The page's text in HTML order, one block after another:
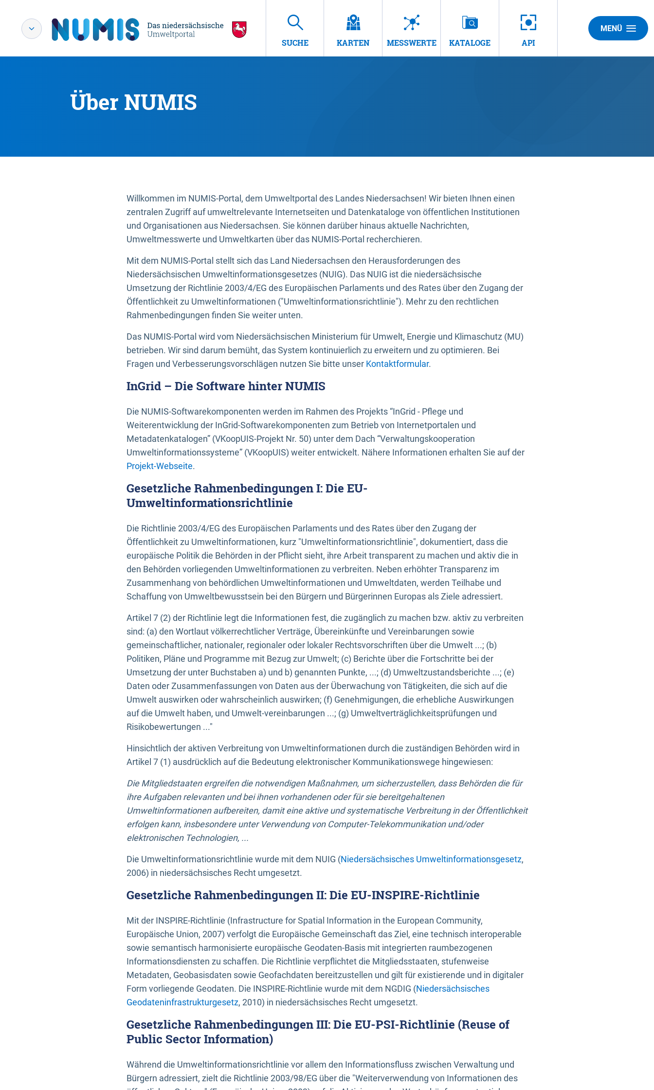
SUCHE KARTEN MESSWERTE KATALOGE API
MENÜ
Über NUMIS
Willkommen im NUMIS-Portal, dem Umweltportal des Landes Niedersachsen! Wir bieten Ihnen einen
zentralen Zugriff auf umweltrelevante Internetseiten und Datenkataloge von öffentlichen Institutionen
und Organisationen aus Niedersachsen. Sie können darüber hinaus aktuelle Nachrichten,
Umweltmesswerte und Umweltkarten über das NUMIS-Portal recherchieren.
Mit dem NUMIS-Portal stellt sich das Land Niedersachsen den Herausforderungen des
Niedersächsischen Umweltinformationsgesetzes (NUIG). Das NUIG ist die niedersächsische
Umsetzung der Richtlinie 2003/4/EG des Europäischen Parlaments und des Rates über den Zugang der
Öffentlichkeit zu Umweltinformationen ("Umweltinformationsrichtlinie"). Mehr zu den rechtlichen
Rahmenbedingungen finden Sie weiter unten.
Das NUMIS-Portal wird vom Niedersächsischen Ministerium für Umwelt, Energie und Klimaschutz (MU)
betrieben. Wir sind darum bemüht, das System kontinuierlich zu erweitern und zu optimieren. Bei
Fragen und Verbesserungsvorschlägen nutzen Sie bitte unser Kontaktformular.
InGrid – Die Software hinter NUMIS
Die NUMIS-Softwarekomponenten werden im Rahmen des Projekts “InGrid - Pflege und
Weiterentwicklung der InGrid-Softwarekomponenten zum Betrieb von Internetportalen und
Metadatenkatalogen” (VKoopUIS-Projekt Nr. 50) unter dem Dach “Verwaltungskooperation
Umweltinformationssysteme” (VKoopUIS) weiter entwickelt. Nähere Informationen erhalten Sie auf der
Projekt-Webseite.
Gesetzliche Rahmenbedingungen I: Die EU-
Umweltinformationsrichtlinie
Die Richtlinie 2003/4/EG des Europäischen Parlaments und des Rates über den Zugang der
Öffentlichkeit zu Umweltinformationen, kurz "Umweltinformationsrichtlinie", dokumentiert, dass die
europäische Politik die Behörden in der Pflicht sieht, ihre Arbeit transparent zu machen und aktiv die in
den Behörden vorliegenden Umweltinformationen zu verbreiten. Neben erhöhter Transparenz im
Zusammenhang von behördlichen Umweltinformationen und Umweltdaten, werden Teilhabe und
Schaffung von Umweltbewusstsein bei den Bürgern und Bürgerinnen Europas als Ziele adressiert.
Artikel 7 (2) der Richtlinie legt die Informationen fest, die zugänglich zu machen bzw. aktiv zu verbreiten
sind: (a) den Wortlaut völkerrechtlicher Verträge, Übereinkünfte und Vereinbarungen sowie
gemeinschaftlicher, nationaler, regionaler oder lokaler Rechtsvorschriften über die Umwelt ...; (b)
Politiken, Pläne und Programme mit Bezug zur Umwelt; (c) Berichte über die Fortschritte bei der
Umsetzung der unter Buchstaben a) und b) genannten Punkte, ...; (d) Umweltzustandsberichte ...; (e)
Daten oder Zusammenfassungen von Daten aus der Überwachung von Tätigkeiten, die sich auf die
Umwelt auswirken oder wahrscheinlich auswirken; (f) Genehmigungen, die erhebliche Auswirkungen
auf die Umwelt haben, und Umwelt-vereinbarungen ...; (g) Umweltverträglichkeitsprüfungen und
Risikobewertungen ..."
Hinsichtlich der aktiven Verbreitung von Umweltinformationen durch die zuständigen Behörden wird in
Artikel 7 (1) ausdrücklich auf die Bedeutung elektronischer Kommunikationswege hingewiesen:
Die Mitgliedstaaten ergreifen die notwendigen Maßnahmen, um sicherzustellen, dass Behörden die für
ihre Aufgaben relevanten und bei ihnen vorhandenen oder für sie bereitgehaltenen
Umweltinformationen aufbereiten, damit eine aktive und systematische Verbreitung in der Öffentlichkeit
erfolgen kann, insbesondere unter Verwendung von Computer-Telekommunikation und/oder
elektronischen Technologien, ...
Die Umweltinformationsrichtlinie wurde mit dem NUIG (Niedersächsisches Umweltinformationsgesetz,
2006) in niedersächsisches Recht umgesetzt.
Gesetzliche Rahmenbedingungen II: Die EU-INSPIRE-Richtlinie
Mit der INSPIRE-Richtlinie (Infrastructure for Spatial Information in the European Community,
Europäische Union, 2007) verfolgt die Europäische Gemeinschaft das Ziel, eine technisch interoperable
sowie semantisch harmonisierte europäische Geodaten-Basis mit integrierten raumbezogenen
Informationsdiensten zu schaffen. Die Richtlinie verpflichtet die Mitgliedsstaaten, stufenweise
Metadaten, Geobasisdaten sowie Geofachdaten bereitzustellen und gilt für existierende und in digitaler
Form vorliegende Geodaten. Die INSPIRE-Richtlinie wurde mit dem NGDIG (Niedersächsisches
Geodateninfrastrukturgesetz, 2010) in niedersächsisches Recht umgesetzt.
Gesetzliche Rahmenbedingungen III: Die EU-PSI-Richtlinie (Reuse of
Public Sector Information)
Während die Umweltinformationsrichtlinie vor allem den Informationsfluss zwischen Verwaltung und
Bürgern adressiert, zielt die Richtlinie 2003/98/EG über die "Weiterverwendung von Informationen des